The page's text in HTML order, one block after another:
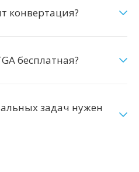
конвертация?
бесплатная?
задач нужен